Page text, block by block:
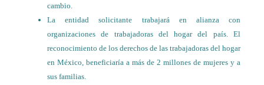
cambio.
La entidad solicitante trabajará en alianza con
organizaciones de trabajadoras del hogar del país. El
reconocimiento de los derechos de las trabajadoras del hogar
en México, beneficiaría a más de 2 millones de mujeres y a
sus familias.